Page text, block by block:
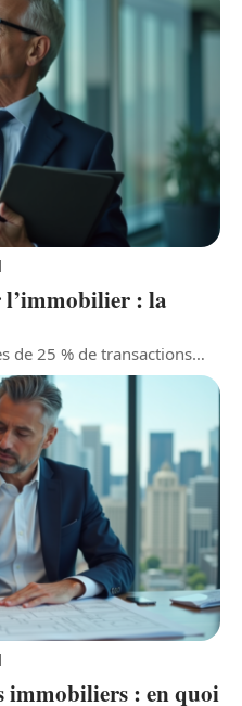
l’immobilier : la
de 25 % de transactions…
immobiliers : en quoi